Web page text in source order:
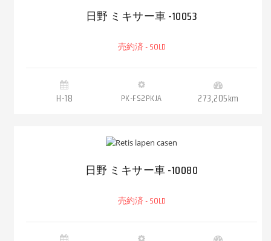
日野 ミキサー車 -10053
売約済 - SOLD
H-18 PK-FS2PKJA 273,205km
日野 ミキサー車 -10080
売約済 - SOLD